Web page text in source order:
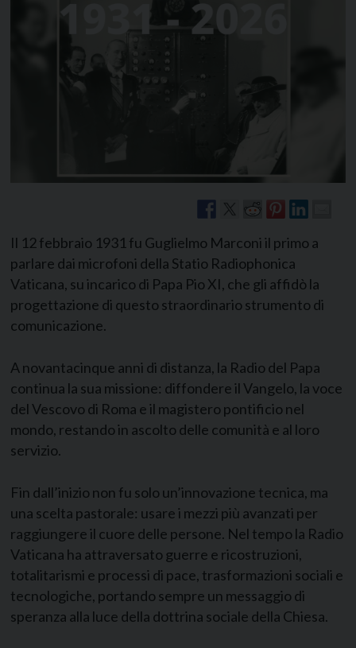
Il 12 febbraio 1931 fu Guglielmo Marconi il primo a
parlare dai microfoni della Statio Radiophonica
Vaticana, su incarico di Papa Pio XI, che gli affidò la
progettazione di questo straordinario strumento di
comunicazione.
A novantacinque anni di distanza, la Radio del Papa
continua la sua missione: diffondere il Vangelo, la voce
del Vescovo di Roma e il magistero pontificio nel
mondo, restando in ascolto delle comunità e al loro
servizio.
Fin dall’inizio non fu solo un’innovazione tecnica, ma
una scelta pastorale: usare i mezzi più avanzati per
raggiungere il cuore delle persone. Nel tempo la Radio
Vaticana ha attraversato guerre e ricostruzioni,
totalitarismi e processi di pace, trasformazioni sociali e
tecnologiche, portando sempre un messaggio di
speranza alla luce della dottrina sociale della Chiesa.